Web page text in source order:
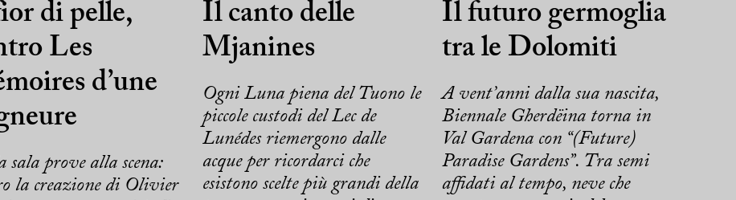
di pelle,
Les
d’une
sala prove alla scena:
la creazione di Olivier
Il canto delle
Mjanines
Ogni Luna piena del Tuono le
piccole custodi del Lec de
Lunédes riemergono dalle
acque per ricordarci che
esistono scelte più grandi della
Il futuro germoglia
tra le Dolomiti
A vent’anni dalla sua nascita,
Biennale Gherdëina torna in
Val Gardena con “(Future)
Paradise Gardens”. Tra semi
affidati al tempo, neve che